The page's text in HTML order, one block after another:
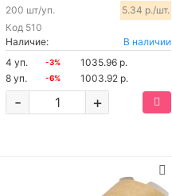
Код 510
200 шт/уп. 5.34 р./шт.
Наличие:
В наличии
4 уп.
-3%
1035.96 р.
8 уп.
-6% 1003.92 р.
+
-